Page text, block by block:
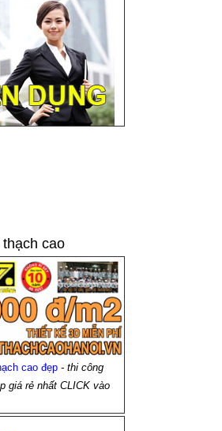
cao
cao đẹp - thi công
giá rẻ nhất CLICK vào